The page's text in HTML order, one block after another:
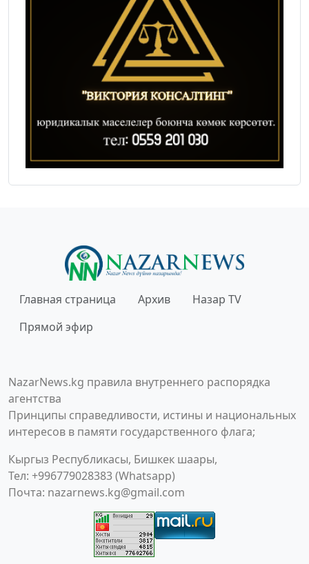
Главная страница Архив
Назар TV
Прямой эфир
NazarNews.kg правила внутреннего распорядка
агентства
Принципы справедливости, истины и национальных
интересов в памяти государственного флага;
Кыргыз Республикасы, Бишкек шаары,
Тел: +996779028383 (Whatsapp)
Почта: nazarnews.kg@gmail.com